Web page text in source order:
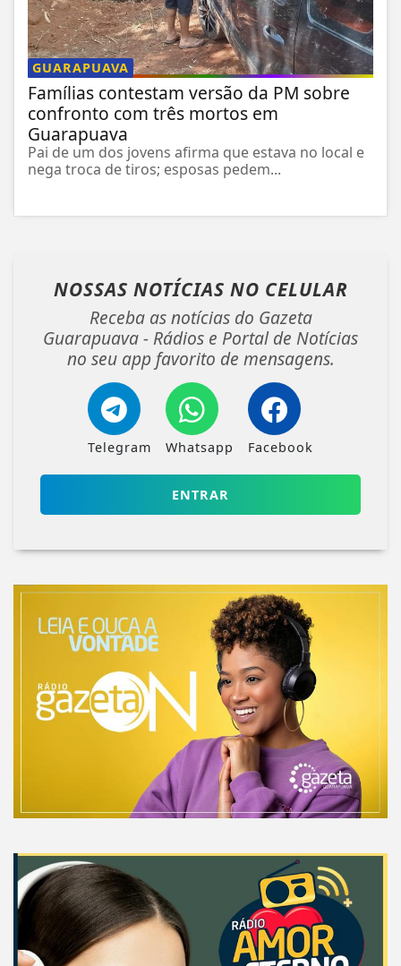
GUARAPUAVA
Famílias contestam versão da PM sobre
confronto com três mortos em
Guarapuava
Pai de um dos jovens afirma que estava no local e
nega troca de tiros; esposas pedem...
NOSSAS NOTÍCIAS NO CELULAR
Receba as notícias do Gazeta
Guarapuava - Rádios e Portal de Notícias
no seu app favorito de mensagens.
Telegram Whatsapp Facebook
ENTRAR